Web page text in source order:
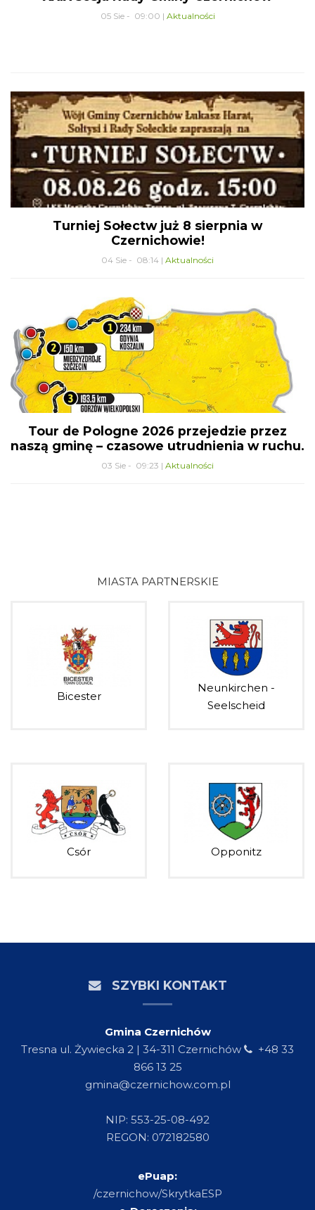
05 Sie - 09:00 | Aktualności
Turniej Sołectw już 8 sierpnia w
Czernichowie!
04 Sie - 08:14 | Aktualności
Tour de Pologne 2026 przejedzie przez
naszą gminę – czasowe utrudnienia w ruchu.
03 Sie - 09:23 | Aktualności
MIASTA PARTNERSKIE
Bicester
Neunkirchen -
Seelscheid
Csór Opponitz
SZYBKI KONTAKT
Gmina Czernichów
Tresna ul. Żywiecka 2 | 34-311 Czernichów
+48 33
866 13 25
gmina@czernichow.com.pl
NIP: 553-25-08-492
REGON: 072182580
ePuap:
/czernichow/SkrytkaESP